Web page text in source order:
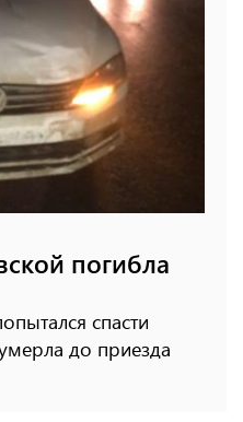
погибла
спасти
до приезда